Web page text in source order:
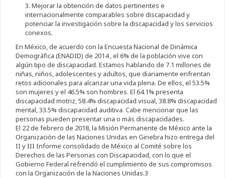
3. Mejorar la obtención de datos pertinentes e
internacionalmente comparables sobre discapacidad y
potenciar la investigación sobre la discapacidad y los servicios
conexos.
En México, de acuerdo con la Encuesta Nacional de Dinámica
Demográfica (ENADID) de 2014 , el 6% de la población vive con
algún tipo de discapacidad. Estamos hablando de 7.1 millones de
niñas, niños, adolescentes y adultos, que diariamente enfrentan
retos adicionales para alcanzar una vida plena. De ellos, el 53.5%
son mujeres y el 46.5% son hombres. El 64.1% presenta
discapacidad motriz, 58.4% discapacidad visual, 38.8% discapacidad
mental, 33.5% discapacidad auditiva. Cabe mencionar que las
personas pueden presentar una o más discapacidades.
El 22 de febrero de 2018, la Misión Permanente de México ante la
Organización de las Naciones Unidas en Ginebra hizo entrega del
II y III Informe consolidado de México al Comité sobre los
Derechos de las Personas con Discapacidad, con lo que el
Gobierno Federal refrendó el cumplimiento de sus compromisos
con la Organización de la Naciones Unidas.3